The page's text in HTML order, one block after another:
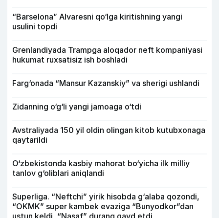
“Barselona” Alvaresni qo‘lga kiritishning yangi
usulini topdi
Grenlandiyada Trampga aloqador neft kompaniyasi
hukumat ruxsatisiz ish boshladi
Farg‘onada “Mansur Kazanskiy” va sherigi ushlandi
Zidanning o‘g‘li yangi jamoaga o‘tdi
Avstraliyada 150 yil oldin olingan kitob kutubxonaga
qaytarildi
O‘zbekistonda kasbiy mahorat bo‘yicha ilk milliy
tanlov g‘oliblari aniqlandi
Superliga. “Neftchi” yirik hisobda g‘alaba qozondi,
“OKMK” super kambek evaziga “Bunyodkor”dan
ustun keldi, “Nasaf” durang qayd etdi